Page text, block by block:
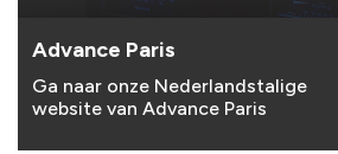
Advance Paris
Ga naar onze Nederlandstalige
website van Advance Paris